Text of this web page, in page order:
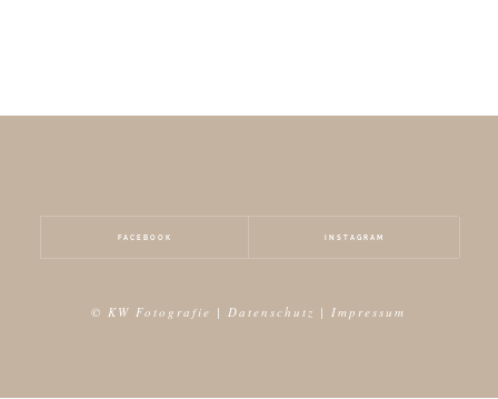
FACEBOOK INSTAGRAM
© KW Fotografie |Datenschutz |Impressum